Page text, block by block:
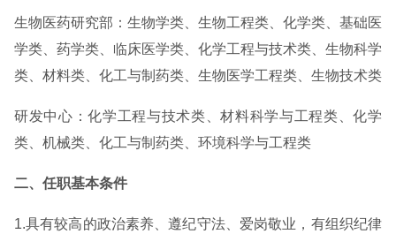
生物医药研究部：生物学类、生物工程类、化学类、基础医
学类、药学类、临床医学类、化学工程与技术类、生物科学
类、材料类、化工与制药类、生物医学工程类、生物技术类
研发中心：化学工程与技术类、材料科学与工程类、化学
类、机械类、化工与制药类、环境科学与工程类
二、任职基本条件
1.具有较高的政治素养、遵纪守法、爱岗敬业，有组织纪律